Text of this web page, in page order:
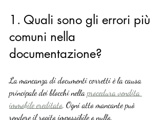
1. Quali sono gli errori più
comuni nella
documentazione?
La mancanza di documenti corretti è la causa
principale dei blocchi nella procedura vendita
immobile ereditato. Ogni atto mancante può
rendere il rogito impossibile o nullo.